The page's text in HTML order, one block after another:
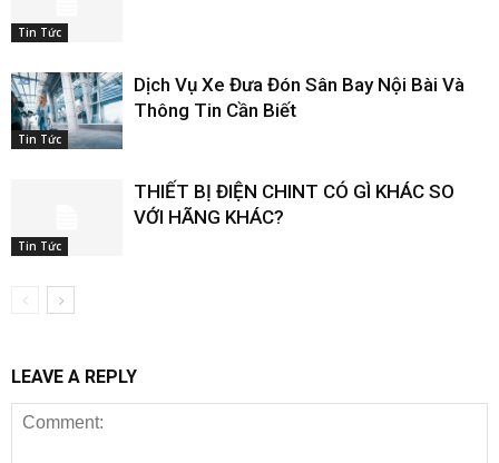
Tin Tức
Tin Tức
Dịch Vụ Xe Đưa Đón Sân Bay Nội Bài Và
Thông Tin Cần Biết
Tin Tức
THIẾT BỊ ĐIỆN CHINT CÓ GÌ KHÁC SO
VỚI HÃNG KHÁC?
LEAVE A REPLY